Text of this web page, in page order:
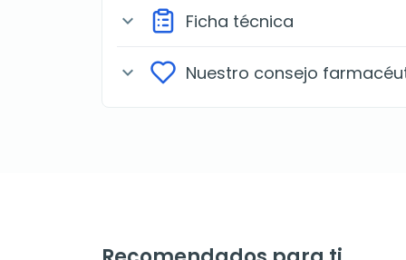
expand_more Ficha técnica
expand_more Nuestro consejo